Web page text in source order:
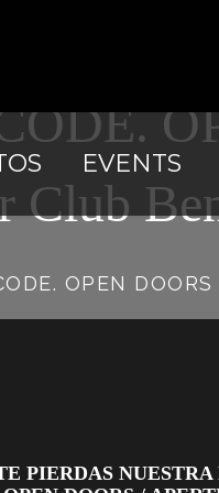
EVENTS
Club
OPEN
PIERDAS